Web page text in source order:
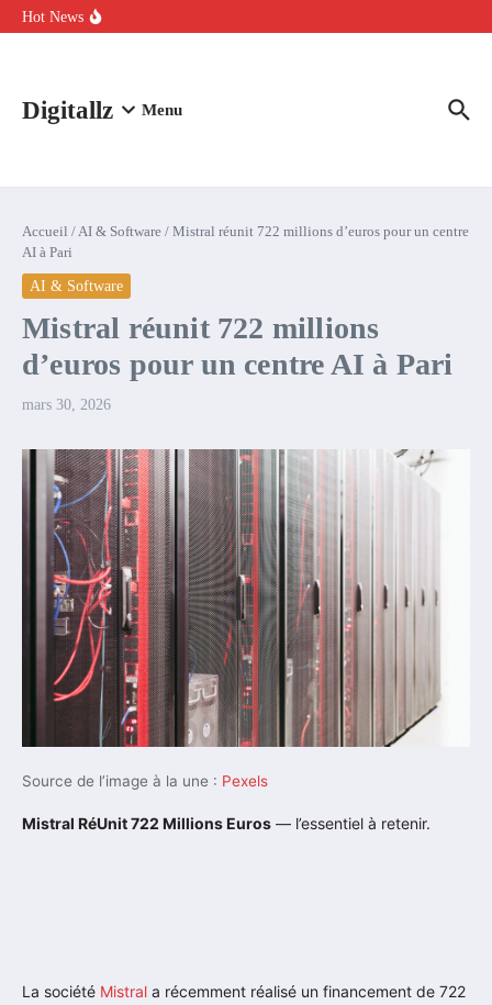
Aller au contenu
Hot News
Comment l’IA simplifie la data de caisse pour la transformer en
Digitallz Menu
Accueil /AI & Software / Mistral réunit 722 millions d’euros pour un centre
AI à Pari
AI & Software
Mistral réunit 722 millions
d’euros pour un centre AI à Pari
mars 30, 2026
Source de l’image à la une : Pexels
Mistral RéUnit 722 Millions Euros — l’essentiel à retenir.
La société Mistral a récemment réalisé un financement de 722